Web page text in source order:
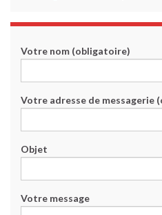
Votre nom (obligatoire)
Votre adresse de messagerie
Objet
Votre message